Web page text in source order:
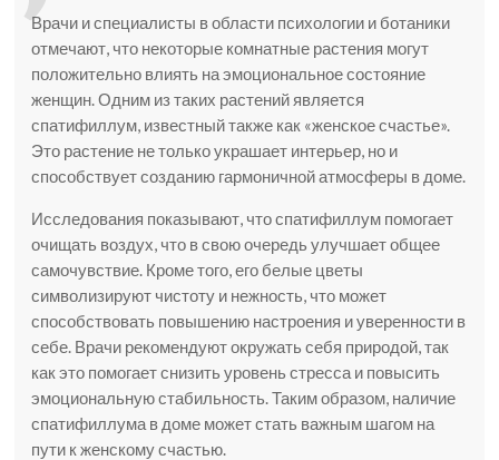
Врачи и специалисты в области психологии и ботаники
отмечают, что некоторые комнатные растения могут
положительно влиять на эмоциональное состояние
женщин. Одним из таких растений является
спатифиллум, известный также как «женское счастье».
Это растение не только украшает интерьер, но и
способствует созданию гармоничной атмосферы в доме.
Исследования показывают, что спатифиллум помогает
очищать воздух, что в свою очередь улучшает общее
самочувствие. Кроме того, его белые цветы
символизируют чистоту и нежность, что может
способствовать повышению настроения и уверенности в
себе. Врачи рекомендуют окружать себя природой, так
как это помогает снизить уровень стресса и повысить
эмоциональную стабильность. Таким образом, наличие
спатифиллума в доме может стать важным шагом на
пути к женскому счастью.